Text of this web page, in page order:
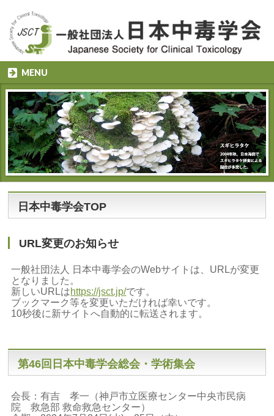
MENU
日本中毒学会TOP
URL変更のお知らせ
一般社団法人 日本中毒学会のWebサイトは、URLが変更
となりました。
新しいURLはhttps://jsct.jp/です。
ブックマーク等を変更いただければ幸いです。
10秒後に新サイトへ自動的に転送されます。
第46回日本中毒学会総会・学術集会
会長：有吉 孝一（神戸市立医療センター中央市民病
院 救急部 救命救急センター）